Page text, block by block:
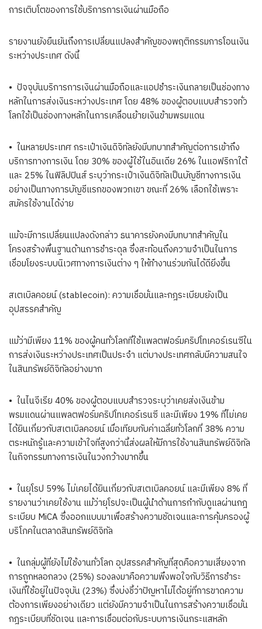
การเติบโตของการใช้บริการการเงินผ่านมือถือ
รายงานยังยืนยันถึงการเปลี่ยนแปลงสำคัญของพฤติกรรมการโอนเงิน
ระหว่างประเทศ ดังนี้
• ปัจจุบันบริการการเงินผ่านมือถือและแอปชำระเงินกลายเป็นช่องทาง
หลักในการส่งเงินระหว่างประเทศ โดย 48% ของผู้ตอบแบบสำรวจทั่ว
โลกใช้เป็นช่องทางหลักในการเคลื่อนย้ายเงินข้ามพรมแดน
• ในหลายประเทศ กระเป๋าเงินดิจิทัลยังมีบทบาทสำคัญต่อการเข้าถึง
บริการทางการเงิน โดย 30% ของผู้ใช้ในอินเดีย 26% ในแอฟริกาใต้
และ 25% ในฟิลิปปินส์ ระบุว่ากระเป๋าเงินดิจิทัลเป็นบัญชีทางการเงิน
อย่างเป็นทางการบัญชีแรกของพวกเขา ขณะที่ 26% เลือกใช้เพราะ
สมัครใช้งานได้ง่าย
แม้จะมีการเปลี่ยนแปลงดังกล่าว ธนาคารยังคงมีบทบาทสำคัญใน
โครงสร้างพื้นฐานด้านการชำระดุล ซึ่งสะท้อนถึงความจำเป็นในการ
เชื่อมโยงระบบนิเวศทางการเงินต่าง ๆ ให้ทำงานร่วมกันได้ดียิ่งขึ้น
สเตเบิลคอยน์ (stablecoin): ความเชื่อมั่นและกฎระเบียบยังเป็น
อุปสรรคสำคัญ
แม้ว่ามีเพียง 11% ของผู้คนทั่วโลกที่ใช้แพลตฟอร์มคริปโทเคอร์เรนซีใน
การส่งเงินระหว่างประเทศเป็นประจำ แต่บางประเทศกลับมีความสนใจ
ในสินทรัพย์ดิจิทัลอย่างมาก
• ในไนจีเรีย 40% ของผู้ตอบแบบสำรวจระบุว่าเคยส่งเงินข้าม
พรมแดนผ่านแพลตฟอร์มคริปโทเคอร์เรนซี และมีเพียง 19% ที่ไม่เคย
ได้ยินเกี่ยวกับสเตเบิลคอยน์ เมื่อเทียบกับค่าเฉลี่ยทั่วโลกที่ 38% ความ
ตระหนักรู้และความเข้าใจที่สูงกว่านี้ส่งผลให้มีการใช้งานสินทรัพย์ดิจิทัล
ในกิจกรรมทางการเงินในวงกว้างมากขึ้น
• ในยุโรป 59% ไม่เคยได้ยินเกี่ยวกับสเตเบิลคอยน์ และมีเพียง 8% ที่
รายงานว่าเคยใช้งาน แม้ว่ายุโรปจะเป็นผู้นำด้านการกำกับดูแลผ่านกฎ
ระเบียบ MiCA ซึ่งออกแบบมาเพื่อสร้างความชัดเจนและการคุ้มครองผู้
บริโภคในตลาดสินทรัพย์ดิจิทัล
• ในกลุ่มผู้ที่ยังไม่ใช้งานทั่วโลก อุปสรรคสำคัญที่สุดคือความเสี่ยงจาก
การถูกหลอกลวง (25%) รองลงมาคือความพึงพอใจกับวิธีการชำระ
เงินที่ใช้อยู่ในปัจจุบัน (23%) ซึ่งบ่งชี้ว่าปัญหาไม่ได้อยู่ที่การขาดความ
ต้องการเพียงอย่างเดียว แต่ยังมีความจำเป็นในการสร้างความเชื่อมั่น
กฎระเบียบที่ชัดเจน และการเชื่อมต่อกับระบบการเงินกระแสหลัก